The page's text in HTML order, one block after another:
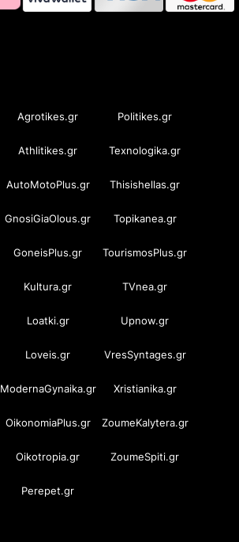
Agrotikes.gr Politikes.gr
Athlitikes.gr Texnologika.gr
AutoMotoPlus.gr Thisishellas.gr
GnosiGiaOlous.gr Topikanea.gr
GoneisPlus.gr TourismosPlus.gr
Kultura.gr TVnea.gr
Loatki.gr Upnow.gr
Loveis.gr VresSyntages.gr
ModernaGynaika.gr Xristianika.gr
OikonomiaPlus.gr ZoumeKalytera.gr
Oikotropia.gr ZoumeSpiti.gr
Perepet.gr